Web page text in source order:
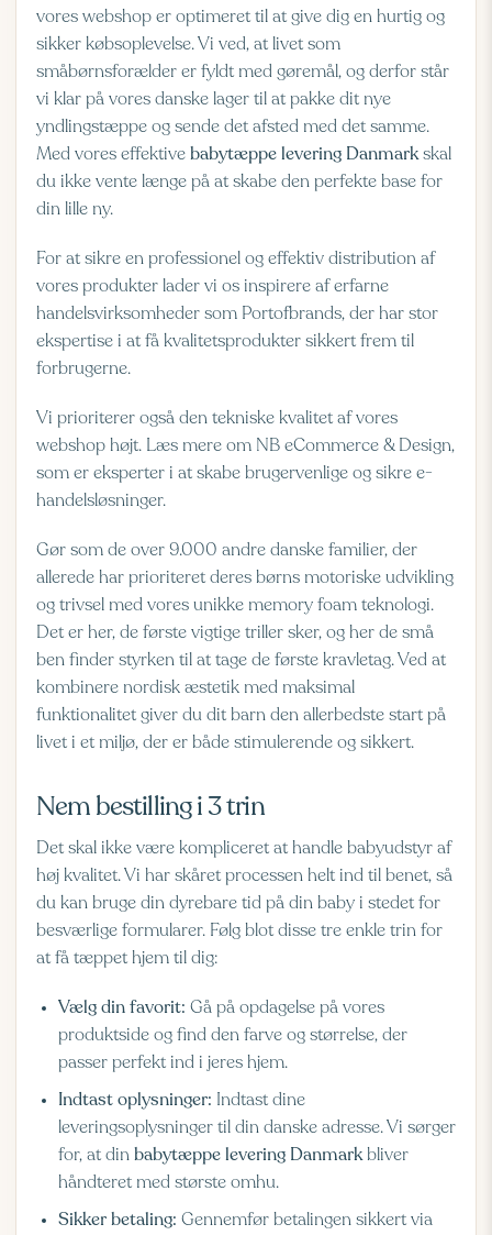
vores webshop er optimeret til at give dig en hurtig og
sikker købsoplevelse. Vi ved, at livet som
småbørnsforælder er fyldt med gøremål, og derfor står
vi klar på vores danske lager til at pakke dit nye
yndlingstæppe og sende det afsted med det samme.
Med vores effektive babytæppe levering Danmarkskal
du ikke vente længe på at skabe den perfekte base for
din lille ny.
For at sikre en professionel og effektiv distribution af
vores produkter lader vi os inspirere af erfarne
handelsvirksomheder som Portofbrands, der har stor
ekspertise i at få kvalitetsprodukter sikkert frem til
forbrugerne.
Vi prioriterer også den tekniske kvalitet af vores
webshop højt. Læs mere om NB eCommerce & Design,
som er eksperter i at skabe brugervenlige og sikre e-
handelsløsninger.
Gør som de over 9.000 andre danske familier, der
allerede har prioriteret deres børns motoriske udvikling
og trivsel med vores unikke memory foam teknologi.
Det er her, de første vigtige triller sker, og her de små
ben finder styrken til at tage de første kravletag. Ved at
kombinere nordisk æstetik med maksimal
funktionalitet giver du dit barn den allerbedste start på
livet i et miljø, der er både stimulerende og sikkert.
Nem bestilling i 3 trin
Det skal ikke være kompliceret at handle babyudstyr af
høj kvalitet. Vi har skåret processen helt ind til benet, så
du kan bruge din dyrebare tid på din baby i stedet for
besværlige formularer. Følg blot disse tre enkle trin for
at få tæppet hjem til dig:
Vælg din favorit: Gå på opdagelse på vores
produktside og find den farve og størrelse, der
passer perfekt ind i jeres hjem.
Indtast oplysninger: Indtast dine
leveringsoplysninger til din danske adresse. Vi sørger
for, at din babytæppe levering Danmarkbliver
håndteret med største omhu.
Sikker betaling: Gennemfør betalingen sikkert via